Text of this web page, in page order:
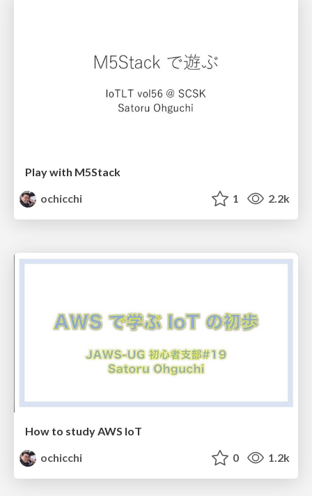
Play with M5Stack
ochicchi
1 2.2k
How to study AWS IoT
ochicchi
0 1.2k